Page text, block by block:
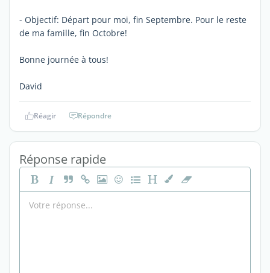
- Objectif: Départ pour moi, fin Septembre. Pour le reste
de ma famille, fin Octobre!
Bonne journée à tous!
David
Réagir Répondre
Réponse rapide